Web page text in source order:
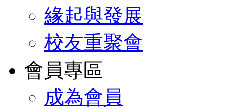
緣起與發展
校友重聚會
會員專區
成為會員